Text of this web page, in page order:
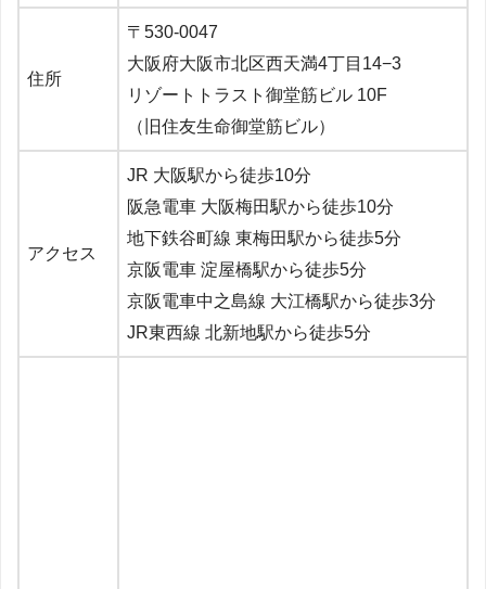
住所
〒530-0047
大阪府大阪市北区西天満4丁目14−3
リゾートトラスト御堂筋ビル 10F
（旧住友生命御堂筋ビル）
アクセス
JR 大阪駅から徒歩10分
阪急電車 大阪梅田駅から徒歩10分
地下鉄谷町線 東梅田駅から徒歩5分
京阪電車 淀屋橋駅から徒歩5分
京阪電車中之島線 大江橋駅から徒歩3分
JR東西線 北新地駅から徒歩5分